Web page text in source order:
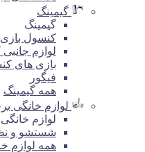
گیمینگ
گیمینگ
کنسول بازی
لوازم
بازی های
فیگور
همه گیمینگ
لوازم خانگی
لوازم
شستشو و
همه لوازم